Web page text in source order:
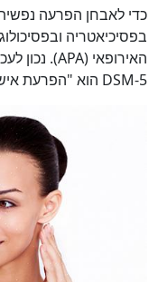
כדי לאבחן הפרעה
בפסיכיאטריה
DSM-5 הוא "הפרעת אישיות היסטורית".